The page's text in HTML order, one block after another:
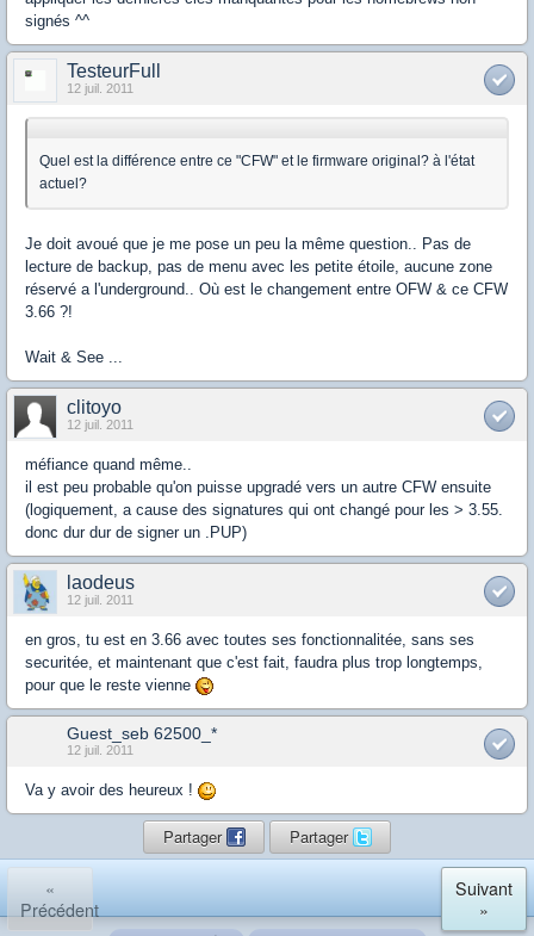
signés ^^
TesteurFull
12 juil. 2011
Quel est la différence entre ce "CFW" et le firmware original? à l'état
actuel?
Je doit avoué que je me pose un peu la même question.. Pas de
lecture de backup, pas de menu avec les petite étoile, aucune zone
réservé a l'underground.. Où est le changement entre OFW & ce CFW
3.66 ?!
Wait & See ...
clitoyo
12 juil. 2011
méfiance quand même..
il est peu probable qu'on puisse upgradé vers un autre CFW ensuite
(logiquement, a cause des signatures qui ont changé pour les > 3.55.
donc dur dur de signer un .PUP)
laodeus
12 juil. 2011
en gros, tu est en 3.66 avec toutes ses fonctionnalitée, sans ses
securitée, et maintenant que c'est fait, faudra plus trop longtemps,
pour que le reste vienne
Guest_seb 62500_*
12 juil. 2011
Va y avoir des heureux !
Partager Partager
«
Précédent
Suivant
»